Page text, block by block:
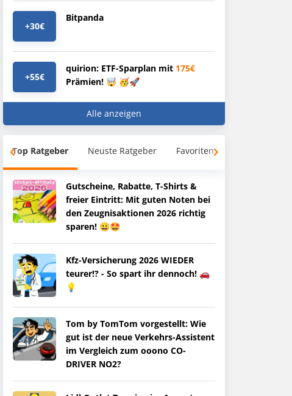
+30€
Bitpanda
+55€
quirion: ETF-Sparplan mit 175€
Prämien! 🤯 🥳🚀
Alle anzeigen
Top Ratgeber Neuste Ratgeber Favoriten
Gutscheine, Rabatte, T-Shirts &
freier Eintritt: Mit guten Noten bei
den Zeugnisaktionen 2026 richtig
sparen! 😀🤩
Kfz-Versicherung 2026 WIEDER
teurer!? - So spart ihr dennoch! 🚗
💡
Tom by TomTom vorgestellt: Wie
gut ist der neue Verkehrs-Assistent
im Vergleich zum ooono CO-
DRIVER NO2?